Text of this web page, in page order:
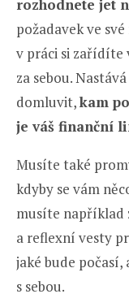
rozhodnete jet
požadavek ve
v práci si zařídíte
za sebou.
domluvit,kam
je váš finanční
Musíte také
kdyby se vám
musíte například
a reflexní vesty
jaké bude
s sebou.